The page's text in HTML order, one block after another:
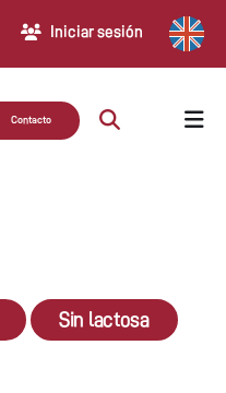
Iniciar sesión
Contacto
Sin lactosa